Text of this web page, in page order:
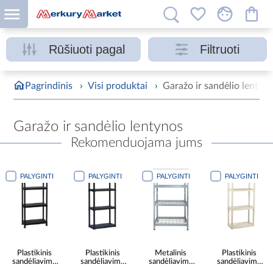
Rūšiuoti pagal Filtruoti
Pagrindinis › Visi produktai › Garažo ir sandėlio
Garažo ir sandėlio lentynos
Rekomenduojama jums
PALYGINTI
Plastikinis
sandėliavimo
PALYGINTI
Plastikinis
sandėliavimo
PALYGINTI
Metalinis
sandėliavimo
PALYGINTI
Plastikinis
sandėliavimo